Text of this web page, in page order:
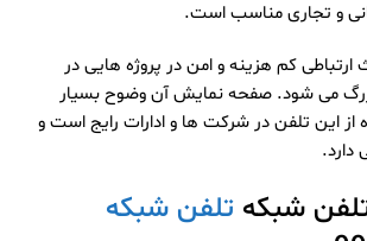
و تجاری مناسب است.
کم هزینه و امن در پروژه هایی در
می شود. صفحه نمایش آن وضوح بسیار
از این تلفن در شرکت ها و ادارات رایج است و
دارد.
شبکه تلفن شبکه